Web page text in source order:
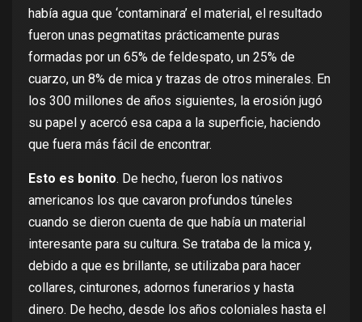
había agua que ‘contaminara’ el material, el resultado
fueron unas pegmatitas prácticamente puras
formadas por un 65% de feldespato, un 25% de
cuarzo, un 8% de mica y trazas de otros minerales. En
los 300 millones de años siguientes, la erosión jugó
su papel y acercó esa capa a la superficie, haciendo
que fuera más fácil de encontrar.
Esto es bonito. De hecho, fueron los nativos
americanos los que cavaron profundos túneles
cuando se dieron cuenta de que había un material
interesante para su cultura. Se trataba de la mica y,
debido a que es brillante, se utilizaba para hacer
collares, cinturones, adornos funerarios y hasta
dinero. De hecho, desde los años coloniales hasta el